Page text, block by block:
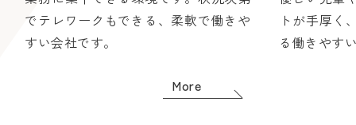
でテレワークもできる、柔軟で働きや
すい会社です。
More
トが手厚く
る働きやす